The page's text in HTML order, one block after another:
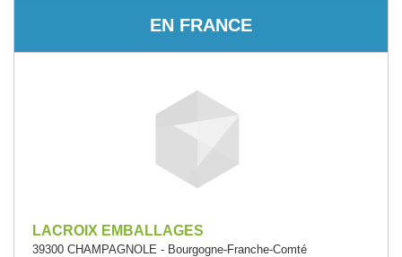
EN FRANCE
LACROIX EMBALLAGES
39300 CHAMPAGNOLE - Bourgogne-Franche-Comté